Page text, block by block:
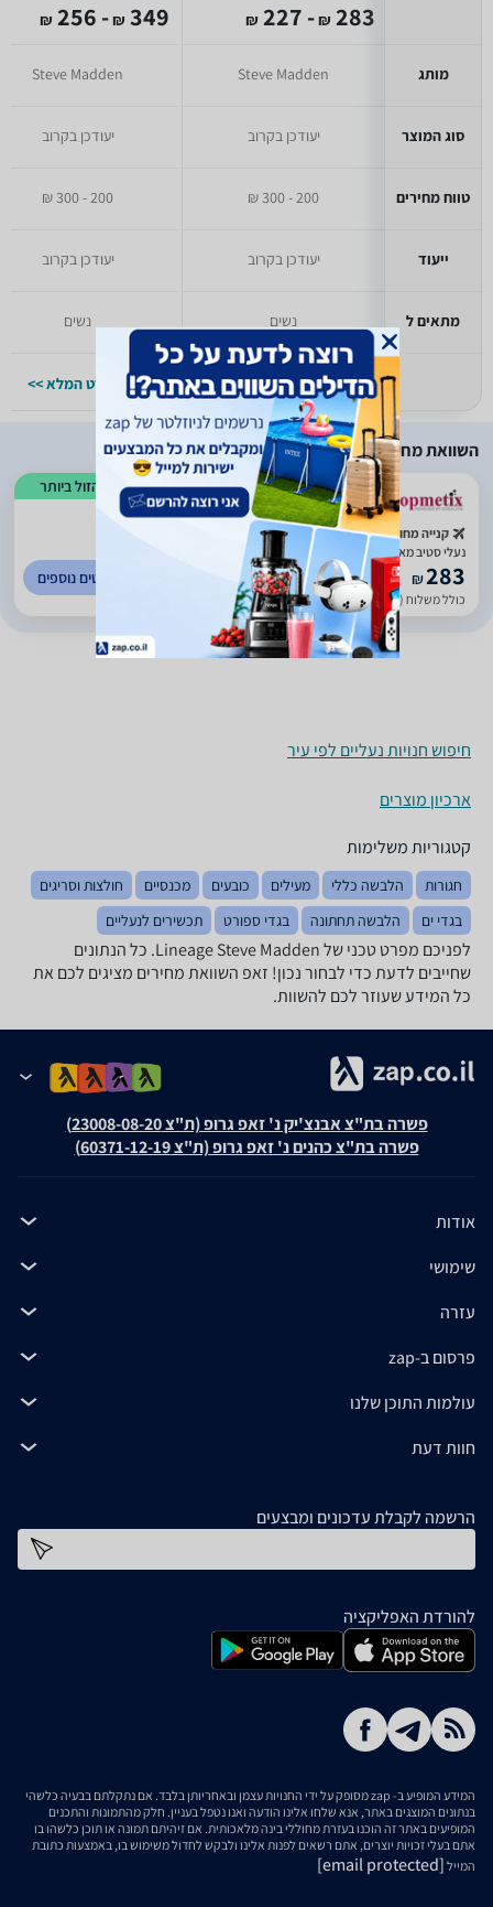
מותג
סוג המוצר
טווח מחירים
ייעוד
מתאים ל
283
₪
- 227
₪
Steve Madden
יעודכן בקרוב
200 - 300 ₪
יעודכן בקרוב
נשים
למפרט המלא >>
349
₪
- 256
₪
Steve Madden
יעודכן בקרוב
200 - 300 ₪
יעודכן בקרוב
נשים
למפרט המלא >>
השוואת מחירים
הזול ביותר
קנייה מחו"ל
נעלי סטיב מאדן Lineage נשים - חום, 37
₪283
כולל משלוח (29 ₪) עד 14 ימי עסקים
לפרטים נוספים
חיפוש חנויות נעליים לפי עיר
ארכיון מוצרים
קטגוריות משלימות
חגורות הלבשה כללי מעילים כובעים מכנסיים
חולצות וסריגים
בגדי ים
הלבשה תחתונה בגדי ספורט תכשירים לנעליים
לפניכם מפרט טכני של Lineage Steve Madden. כל הנתונים
שחייבים לדעת כדי לבחור נכון! זאפ השוואת מחירים מציגים לכם את
כל המידע שעוזר לכם להשוות.
פשרה בת"צ אבנצ'יק נ' זאפ גרופ (ת"צ 23008-08-20)
פשרה בת"צ כהנים נ' זאפ גרופ (ת"צ 60371-12-19)
אודות
שימושי
עזרה
פרסום ב-zap
עולמות התוכן שלנו
חוות דעת
הרשמה לקבלת עדכונים ומבצעים
להורדת האפליקציה
המידע המופיע ב- zap מסופק על ידי החנויות עצמן ובאחריותן בלבד. אם נתקלתם בבעיה כלשהי
בנתונים המוצגים באתר, אנא שלחו אלינו הודעה ואנו נטפל בעניין. חלק מהתמונות והתכנים
המופיעים באתר זה הוכנו בעזרת מחוללי בינה מלאכותית. אם זיהיתם תמונה או תוכן כלשהו בו
אתם בעלי זכויות יוצרים, אתם רשאים לפנות אלינו ולבקש לחדול משימוש בו, באמצעות כתובת
המייל [email protected]